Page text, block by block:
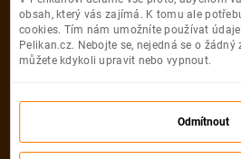
Ups!
nelze
obsah, který vás zajímá. K tomu ale
cookies. Tím nám umožníte používat
Pelikan.cz. Nebojte se, nejedná se o
můžete kdykoli upravit nebo vypnout.
Odmítnout